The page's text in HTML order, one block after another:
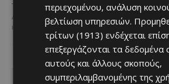
Το Σαββατοκύριακο 24 και 25 Μαΐου 2025, ο
Λευκωσίας μεταμορφώνεται σε πεδίο
κινητοποίησης καθώς το Femme Fest Cyprus
περιεχομένου, ανάλυση
βελτίωση υπηρεσιών.
τρίτων (1913) ενδέχεται
επεξεργάζονται τα δεδομένα
αυτούς και άλλους σκοπούς,
συμπεριλαμβανομένης της